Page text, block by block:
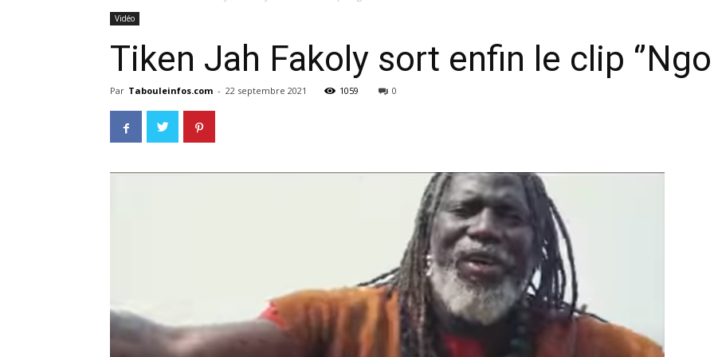
Vidéo
Tiken Jah Fakoly sort enfin le clip
Par Tabouleinfos.com - 22 septembre 2021 1059 0